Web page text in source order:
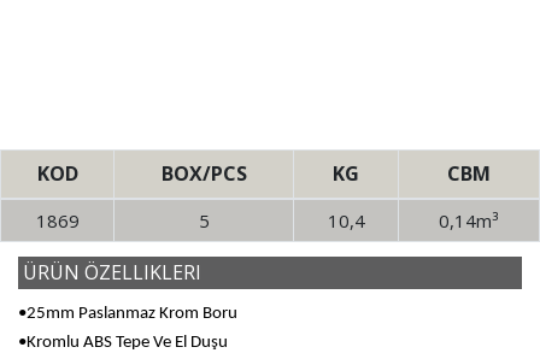
KOD BOX/PCS KG CBM
1869 5 10,4 0,14m³
ÜRÜN ÖZELLIKLERI
•25mm Paslanmaz Krom Boru
•Kromlu ABS Tepe Ve El Duşu